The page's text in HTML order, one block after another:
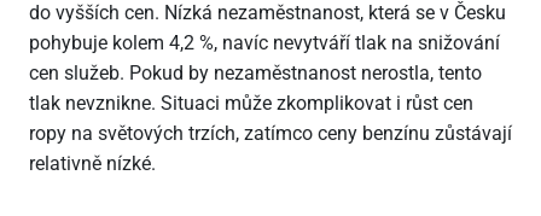
do vyšších cen. Nízká nezaměstnanost, která se v Česku
pohybuje kolem 4,2 %, navíc nevytváří tlak na snižování
cen služeb. Pokud by nezaměstnanost nerostla, tento
tlak nevznikne. Situaci může zkomplikovat i růst cen
ropy na světových trzích, zatímco ceny benzínu zůstávají
relativně nízké.